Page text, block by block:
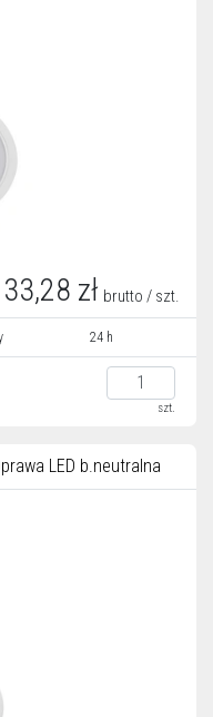
33,28 zł brutto / szt.
24 h
szt.
LED b.neutralna